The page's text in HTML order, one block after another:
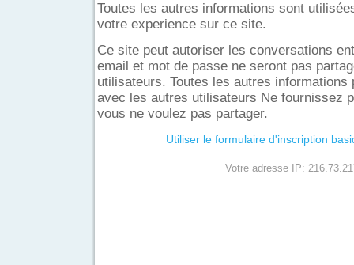
Toutes les autres informations sont
votre experience sur ce site.
Ce site peut autoriser les conversations
email et mot de passe ne seront pas
utilisateurs. Toutes les autres informations
avec les autres utilisateurs Ne fournissez
vous ne voulez pas partager.
Utiliser le formulaire d'inscription
Votre adresse IP: